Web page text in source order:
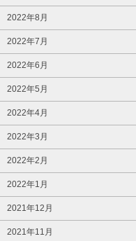
2022年8月
2022年7月
2022年6月
2022年5月
2022年4月
2022年3月
2022年2月
2022年1月
2021年12月
2021年11月